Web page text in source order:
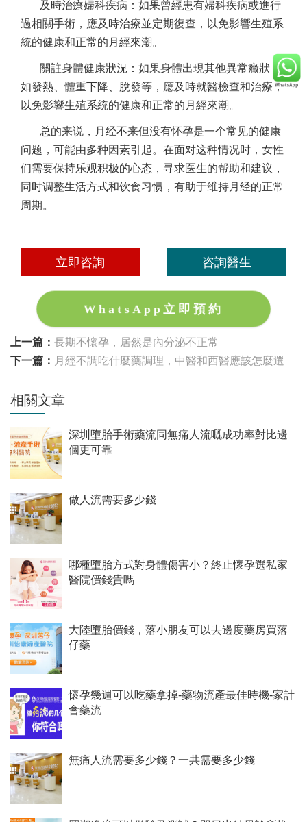
及時治療婦科疾病：如果曾經患有婦科疾病或進行
過相關手術，應及時治療並定期復查，以免影響生殖系
統的健康和正常的月經來潮。
關註身體健康狀況：如果身體出現其他異常癥狀，
如發熱、體重下降、脫發等，應及時就醫檢查和治療，
以免影響生殖系統的健康和正常的月經來潮。
总的来说，月经不来但没有怀孕是一个常见的健康
问题，可能由多种因素引起。在面对这种情况时，女性
们需要保持乐观积极的心态，寻求医生的帮助和建议，
同时调整生活方式和饮食习惯，有助于维持月经的正常
周期。
立即咨詢 咨詢醫生
WhatsApp立即預約
上一篇： 長期不懷孕，居然是內分泌不正常
下一篇： 月經不調吃什麼藥調理，中醫和西醫應該怎麼選
相關文章
深圳墮胎手術藥流同無痛人流嘅成功率對比邊
個更可靠
做人流需要多少錢
哪種墮胎方式對身體傷害小？終止懷孕選私家
醫院價錢貴嗎
大陸墮胎價錢，落小朋友可以去邊度藥房買落
仔藥
懷孕幾週可以吃藥拿掉-藥物流產最佳時機-家計
會藥流
無痛人流需要多少錢？一共需要多少錢